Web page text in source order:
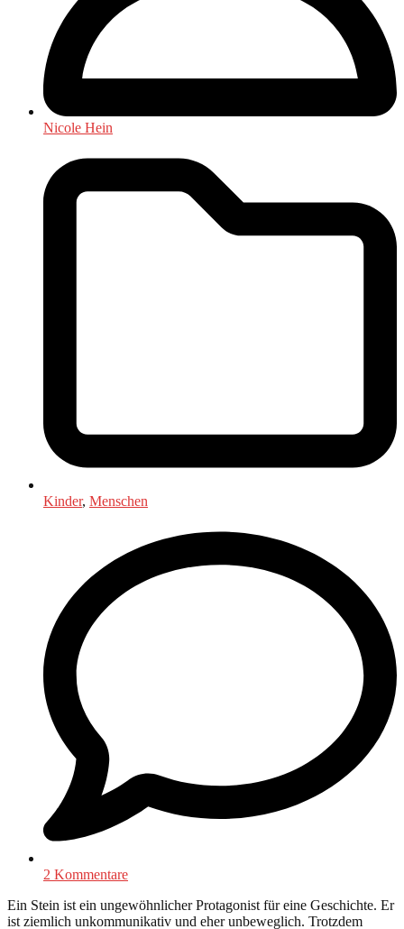
Nicole Hein
Kinder, Menschen
2 Kommentare
Ein Stein ist ein ungewöhnlicher Protagonist für eine Geschichte. Er
ist ziemlich unkommunikativ und eher unbeweglich. Trotzdem